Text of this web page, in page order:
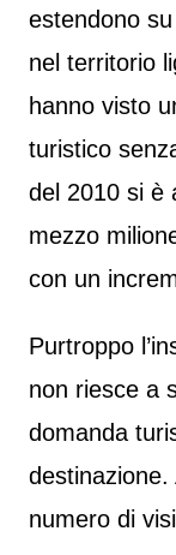
estendono
nel territorio
hanno visto
turistico
del 2010 si è
mezzo
con un
Purtroppo
non riesce a
domanda
destinazione.
numero di